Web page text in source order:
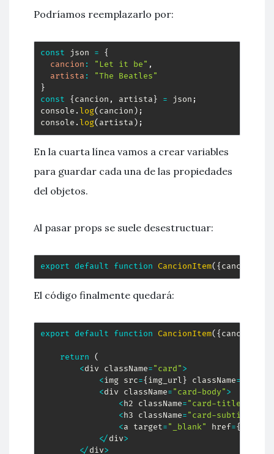
Podríamos reemplazarlo por:
const json =
{
cancion : "Let it be" ,
artista :
"The Beatles"
}
const
{ cancion , artista } = json ;
console .log( cancion ) ;
console .log( artista ) ;
En la cuarta línea vamos a crear variables
para guardar cada una de las propiedades
del objetos.
Al pasar props se suele desestructuar:
export default function CancionItem( { cancion
El código finalmente quedará:
export default function CancionItem( { cancion
return
(
<div className="card">
<img src={ img_url } className=
<div className="card-body">
<h2 className="card-title"
<h3 className="card-subtitle
<a target="_blank" href={
</div>
</div>